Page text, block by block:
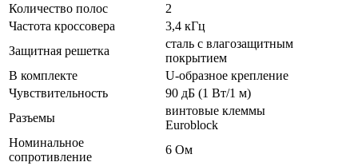
Количество полос
2
Частота кроссовера
3,4 кГц
Защитная решетка
сталь с влагозащитным
покрытием
В комплекте
U-образное крепление
Чувствительность
90 дБ (1 Вт/1 м)
Разъемы
винтовые клеммы
Euroblock
Номинальное
сопротивление
6 Ом